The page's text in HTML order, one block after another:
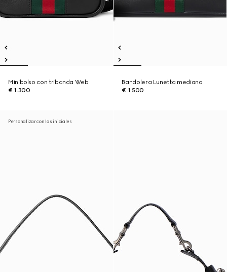
Minibolso con tribanda Web
€ 1.300
Bandolera Lunetta mediana
€ 1.500
Personalizar con las iniciales